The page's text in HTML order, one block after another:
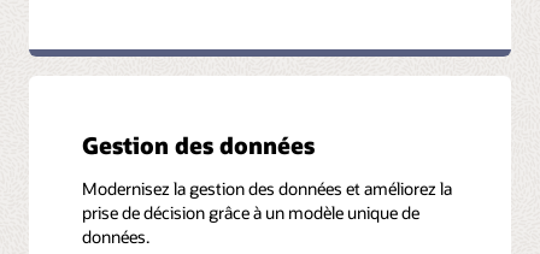
Gestion des données
Modernisez la gestion des données et améliorez la
prise de décision grâce à un modèle unique de
données.